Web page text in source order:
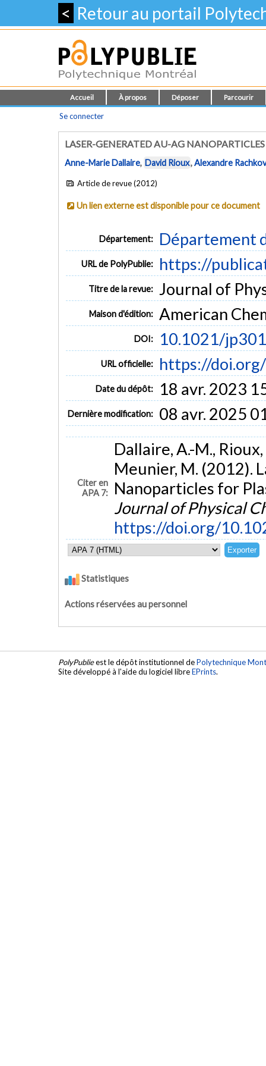
< Retour au portail
Accueil À propos Déposer Parcourir
Se connecter
LASER-GENERATED AU-AG
Anne-Marie Dallaire, David Rioux,Alexandre Rachkov
Article de revue (2012)
Un lien externe est disponible pour ce document
Département: Département
URL de PolyPublie: https://
Titre de la revue: Journal of
Maison d'édition: American
DOI: 10.1021/
URL officielle: https://
Date du dépôt: 18 avr. 2023
Dernière modification: 08 avr. 2025
Citer en
APA 7:
Dallaire, A.-M., Rioux,
Meunier, M. (2012).
Nanoparticles for
Journal of Physical
https://doi.org/
Statistiques
Actions réservées au personnel
PolyPublieest le dépôt institutionnel dePolytechnique
Site développé à l'aide du logiciel libreEPrints.